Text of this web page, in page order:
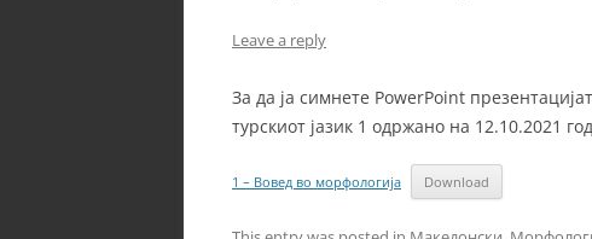
Leave a reply
За да ја симнете PowerPoint
турскиот јазик 1 одржано на 12.10.2021
1 – Вовед во морфологија Download